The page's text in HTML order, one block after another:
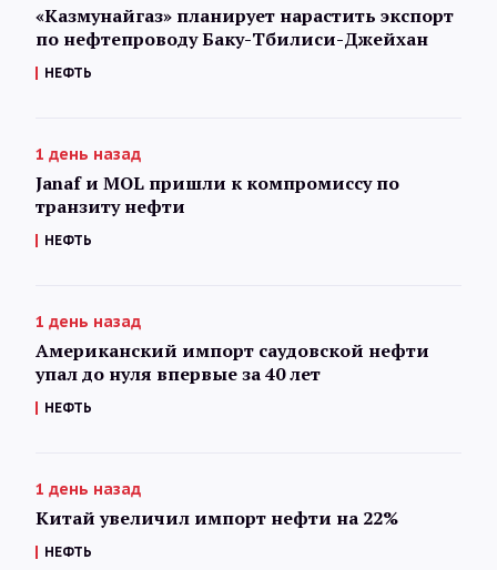
«Казмунайгаз» планирует нарастить экспорт
по нефтепроводу Баку-Тбилиси-Джейхан
НЕФТЬ
1 день назад
Janaf и MOL пришли к компромиссу по
транзиту нефти
НЕФТЬ
1 день назад
Американский импорт саудовской нефти
упал до нуля впервые за 40 лет
НЕФТЬ
1 день назад
Китай увеличил импорт нефти на 22%
НЕФТЬ